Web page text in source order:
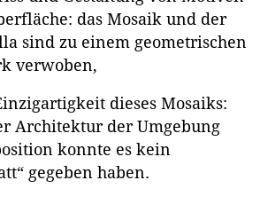
das Mosaik und der
sind zu einem geometrischen
verwoben,
dieses Mosaiks:
Architektur der Umgebung
konnte es kein
gegeben haben.